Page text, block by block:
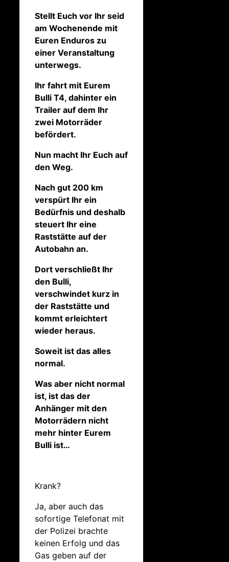
Stellt Euch vor Ihr seid
am Wochenende mit
Euren Enduros zu
einer Veranstaltung
unterwegs.
Ihr fahrt mit Eurem
Bulli T4, dahinter ein
Trailer auf dem Ihr
zwei Motorräder
befördert.
Nun macht Ihr Euch auf
den Weg.
Nach gut 200 km
verspürt Ihr ein
Bedürfnis und deshalb
steuert Ihr eine
Raststätte auf der
Autobahn an.
Dort verschließt Ihr
den Bulli,
verschwindet kurz in
der Raststätte und
kommt erleichtert
wieder heraus.
Soweit ist das alles
normal.
Was aber nicht normal
ist, ist das der
Anhänger mit den
Motorrädern nicht
mehr hinter Eurem
Bulli ist…
Krank?
Ja, aber auch das
sofortige Telefonat mit
der Polizei brachte
keinen Erfolg und das
Gas geben auf der